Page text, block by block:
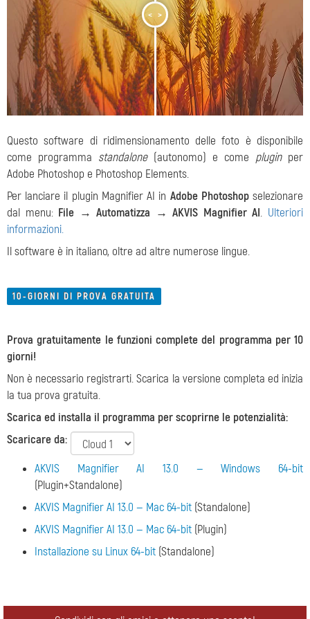
< >
Questo software di ridimensionamento delle foto è disponibile
come programma standalone(autonomo) e come pluginper
Adobe Photoshop e Photoshop Elements.
Per lanciare il plugin Magnifier AI in Adobe Photoshopselezionare
dal menu: File → Automatizza → AKVIS Magnifier AI. Ulteriori
informazioni.
Il software è in italiano, oltre ad altre numerose lingue.
10-GIORNI DI PROVA GRATUITA
Prova gratuitamente le funzioni complete del programma per 10
giorni!
Non è necessario registrarti. Scarica la versione completa ed inizia
la tua prova gratuita.
Scarica ed installa il programma per scoprirne le potenzialità:
Scaricare da:
AKVIS Magnifier AI 13.0 — Windows 64-bit
(Plugin+Standalone)
AKVIS Magnifier AI 13.0 — Mac 64-bit (Standalone)
AKVIS Magnifier AI 13.0 — Mac 64-bit (Plugin)
Installazione su Linux 64-bit (Standalone)